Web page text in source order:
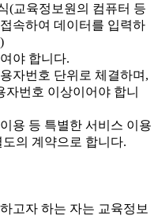
(교육정보원의 컴퓨터 등
속하여 데이터를 입력하
야 합니다.
자번호 단위로 체결하며,
자번호 이상이어야 합니
용 등 특별한 서비스 이용
의 계약으로 합니다.
고자 하는 자는 교육정보